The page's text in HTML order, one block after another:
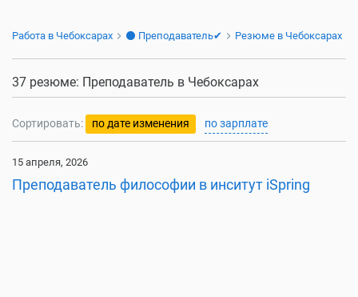
Работа в Чебоксарах ⚫ Преподаватель✔ Резюме в Чебоксарах
37 резюме: Преподаватель в Чебоксарах
Сортировать: по дате изменения по зарплате
15 апреля, 2026
Преподаватель философии в инситут iSpring